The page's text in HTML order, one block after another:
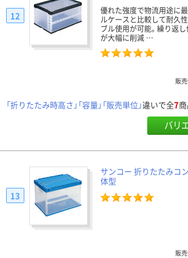
優れた強度で物流用途に
ルケースと比較して耐久
ブル使用が可能。繰り返
が大幅に削減 …
12
販売
「折りたたみ時高さ」「容量」「販売単位」違いで全7
バリ
サンコー 折りたたみコ
体型
13
販売